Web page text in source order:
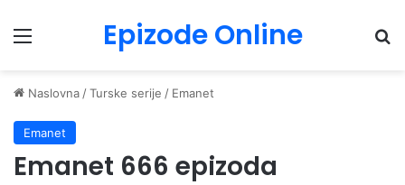
Menu Epizode Online
Naslovna /Turske serije / Emanet
Emanet
Emanet 666 epizoda